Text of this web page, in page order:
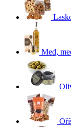
Med,